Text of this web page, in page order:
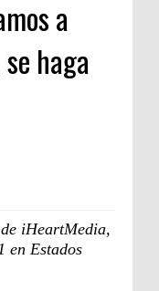
a
haga
iHeartMedia,
en Estados